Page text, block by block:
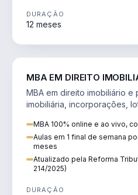
DURAÇÃO
12 meses
MBA EM DIREITO
MBA em direito imobiliário e
imobiliária, incorporações,
MBA 100% online e ao vivo,
Aulas em 1 final de semana
meses
Atualizado pela Reforma
214/2025)
DURAÇÃO